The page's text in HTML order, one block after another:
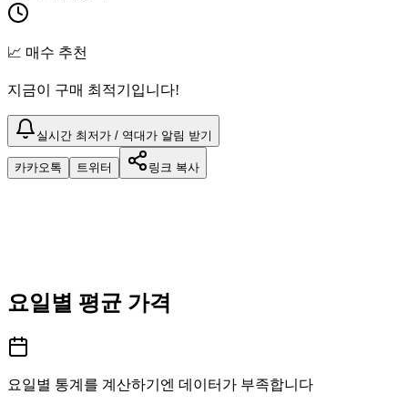
📈 매수 추천
지금이 구매 최적기입니다!
실시간 최저가 / 역대가 알림 받기
카카오톡 트위터 링크 복사
요일별 평균 가격
요일별 통계를 계산하기엔 데이터가 부족합니다